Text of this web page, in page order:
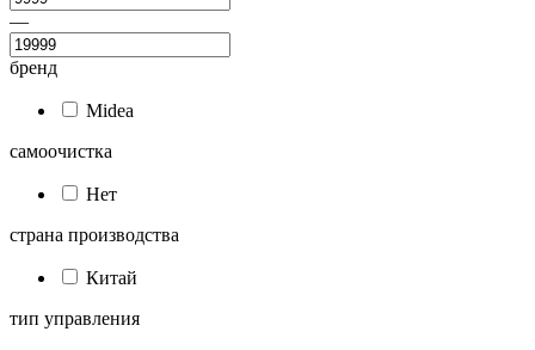
—
бренд
Midea
самоочистка
Нет
страна производства
Китай
тип управления